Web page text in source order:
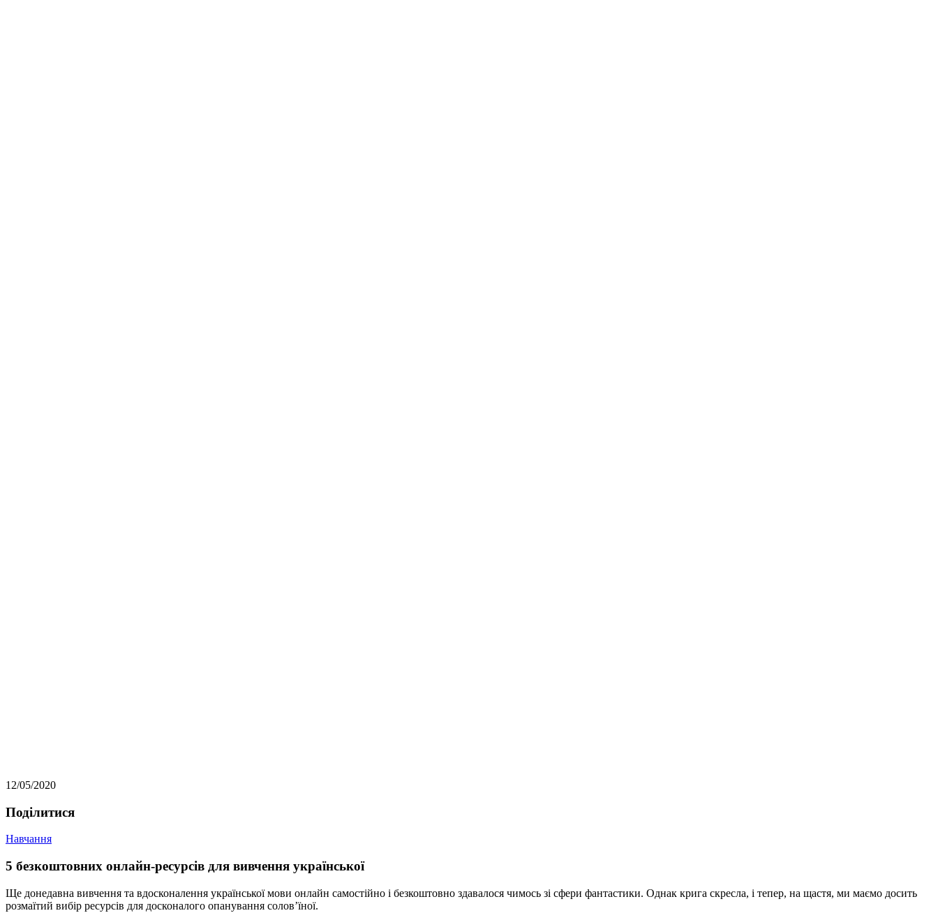
12/05/2020
Подiлитися
Навчання
5 безкоштовних онлайн-ресурсів для вивчення української
Ще донедавна вивчення та вдосконалення української мови онлайн самостійно і безкоштовно здавалося чимось зі сфери фантастики. Однак крига скресла, і тепер, на щастя, ми маємо досить
розмаїтий вибір ресурсів для досконалого опанування солов’їної.